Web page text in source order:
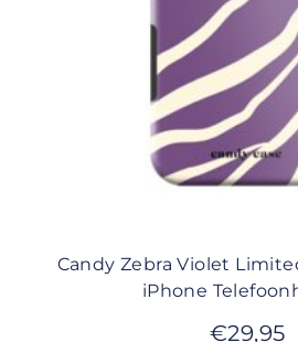
Candy Zebra Violet
iPhone
€29,95